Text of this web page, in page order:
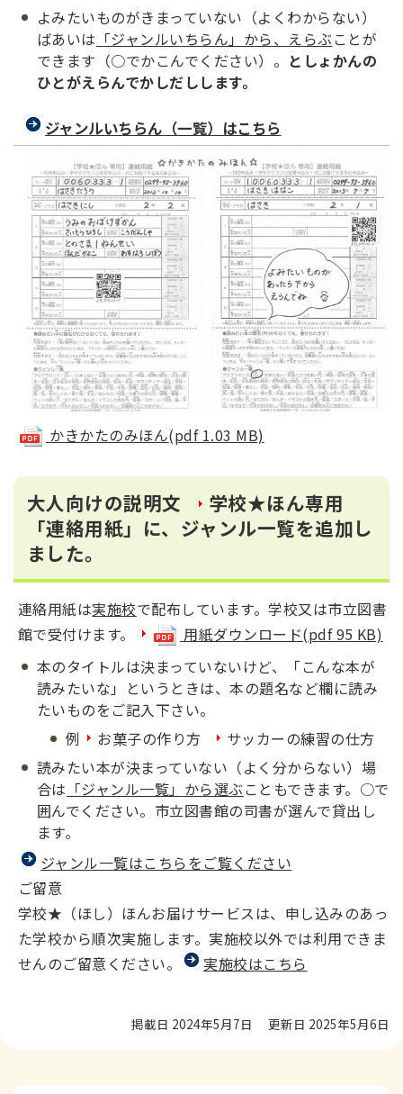
よみたいものがきまっていない（よくわからない）
ばあいは 「ジャンルいちらん」から、えらぶことが
できます（○でかこんでください）。 としょかんの
ひとがえらんでかしだしします。
ジャンルいちらん（一覧）はこちら
かきかたのみほん(pdf 1.03 MB)
大人向けの説明文
学校★ほん専用
「連絡用紙」に、ジャンル一覧を追加し
ました。
連絡用紙は実施校で配布しています。学校又は市立図書
館で受付けます。
用紙ダウンロード(pdf 95 KB)
本のタイトルは決まっていないけど、「こんな本が
読みたいな」というときは、本の題名など欄に読み
たいものをご記入下さい。
例
お菓子の作り方
サッカーの練習の仕方
読みたい本が決まっていない（よく分からない）場
合は 「ジャンル一覧」から選ぶこともできます。○で
囲んでください。市立図書館の司書が選んで貸出し
ます。
ジャンル一覧はこちらをご覧ください
ご留意
学校★（ほし）ほんお届けサービスは、申し込みのあっ
た学校から順次実施します。実施校以外では利用できま
せんのご留意ください。
実施校はこちら
掲載日 2024年5月7日 更新日 2025年5月6日